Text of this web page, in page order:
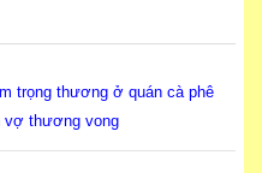
trọng thương ở quán cà phê
vợ thương vong